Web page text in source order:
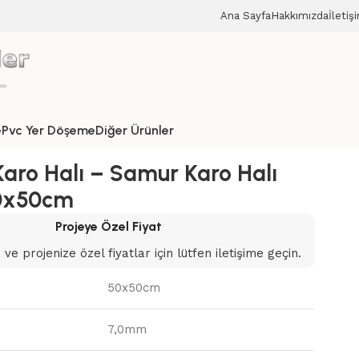
Ana SayfaHakkımızda
Pvc Yer DöşemeDiğer Ürünler
Halı – Samur Karo Halı
Projeye Özel Fiyat
ve projenize özel fiyatlar için lütfen iletişime geçin.
50x50cm
7,0mm